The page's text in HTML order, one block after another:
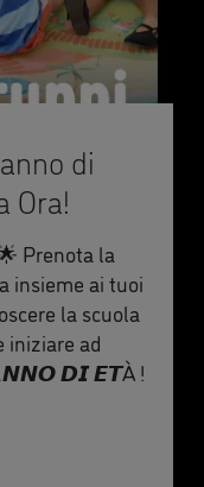
di
Ora!
Prenota la
insieme ai tuoi
la scuola
iniziare ad
𝘼𝙉𝙉𝙊 𝘿𝙄 𝙀𝙏À !